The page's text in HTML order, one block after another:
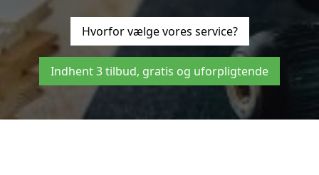
Hvorfor vælge vores service?
Indhent 3 tilbud, gratis og uforpligtende